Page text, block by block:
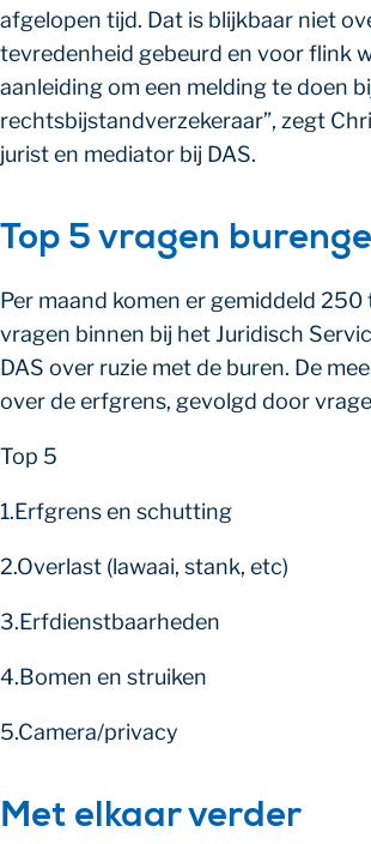
afgelopen tijd. Dat is blijkbaar niet
tevredenheid gebeurd en voor flink
aanleiding om een melding te doen
rechtsbijstandverzekeraar”, zegt
jurist en mediator bij DAS.
Top 5 vragen
Per maand komen er gemiddeld
vragen binnen bij het Juridisch
DAS over ruzie met de buren. De
over de erfgrens, gevolgd door
Top 5
1.Erfgrens en schutting
2.Overlast (lawaai, stank, etc)
3.Erfdienstbaarheden
4.Bomen en struiken
5.Camera/privacy
Met elkaar verder